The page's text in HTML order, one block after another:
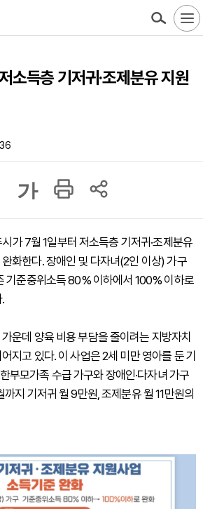
소득층 기저귀·조제분유 지원
가
가 7월 1일부터 저소득층 기저귀·조제분유
화한다. 장애인 및 다자녀(2인 이상) 가구
기준중위소득 80% 이하에서 100% 이하로
운데 양육 비용 부담을 줄이려는 지방자치
지고 있다. 이 사업은 2세 미만 영아를 둔 기
부모가족 수급 가구와 장애인·다자녀 가구
지 기저귀 월 9만원, 조제분유 월 11만원의